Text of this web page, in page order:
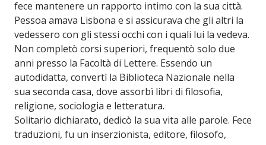
fece mantenere un rapporto intimo con la sua città.
Pessoa amava Lisbona e si assicurava che gli altri la
vedessero con gli stessi occhi con i quali lui la vedeva.
Non completò corsi superiori, frequentò solo due
anni presso la Facoltà di Lettere. Essendo un
autodidatta, convertì la Biblioteca Nazionale nella
sua seconda casa, dove assorbì libri di filosofia,
religione, sociologia e letteratura.
Solitario dichiarato, dedicò la sua vita alle parole. Fece
traduzioni, fu un inserzionista, editore, filosofo,